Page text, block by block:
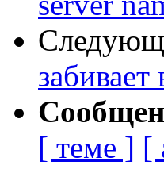
[ теме ] [